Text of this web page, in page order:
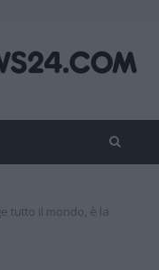
tutto il mondo, è la